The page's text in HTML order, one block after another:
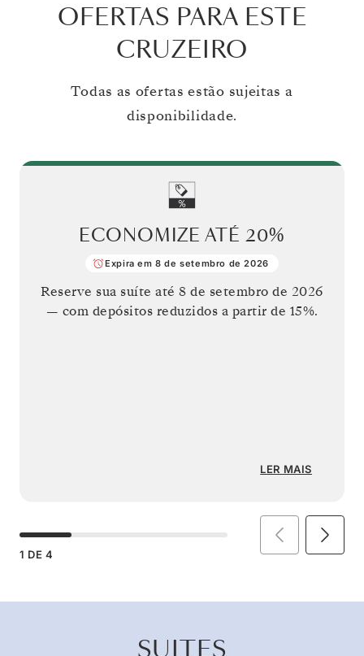
OFERTAS PARA ESTE
CRUZEIRO
Todas as ofertas estão sujeitas a
disponibilidade.
ECONOMIZE ATÉ 20%
Expira em 8 de setembro de 2026
Reserve sua suíte até8 de setembro de 2026
— com depósitos reduzidos a partir de 15%.
LER MAIS
1 DE 4
SUITES